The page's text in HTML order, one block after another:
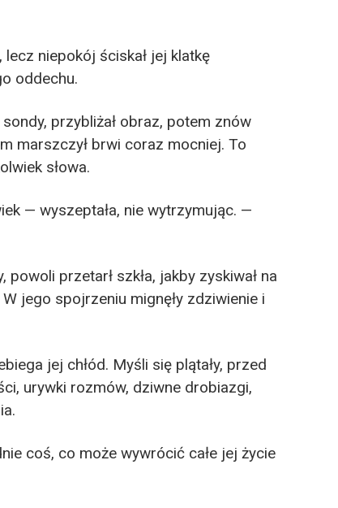
niepokój ściskał jej klatkę
oddechu.
przybliżał obraz, potem znów
marszczył brwi coraz mocniej. To
słowa.
— wyszeptała, nie wytrzymując. —
przetarł szkła, jakby zyskiwał na
jego spojrzeniu mignęły zdziwienie i
jej chłód. Myśli się plątały, przed
urywki rozmów, dziwne drobiazgi,
coś, co może wywrócić całe jej życie